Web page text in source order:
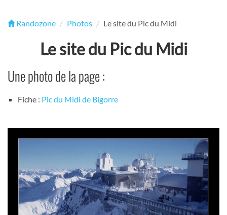
Randozone Photos Le site du Pic du Midi
Le site du Pic du Midi
Une photo de la page :
Fiche : Pic du Midi de Bigorre